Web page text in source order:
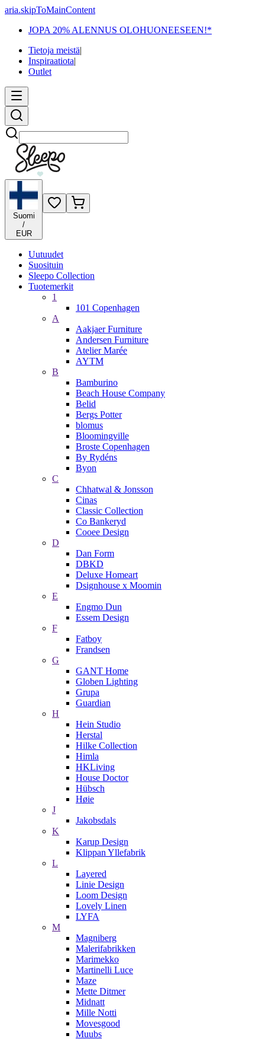
aria.skipToMainContent
JOPA 20% ALENNUS OLOHUONEESEEN!*
Tietoja meistä|
Inspiraatiota|
Outlet
Etsi
Suomi
/
EUR
Uutuudet
Suosituin
Sleepo Collection
Tuotemerkit
1
101 Copenhagen
A
Aakjaer Furniture
Andersen Furniture
Atelier Marée
AYTM
B
Bamburino
Beach House Company
Belid
Bergs Potter
blomus
Bloomingville
Broste Copenhagen
By Rydéns
Byon
C
Chhatwal & Jonsson
Cinas
Classic Collection
Co Bankeryd
Cooee Design
D
Dan Form
DBKD
Deluxe Homeart
Dsignhouse x Moomin
E
Engmo Dun
Essem Design
F
Fatboy
Frandsen
G
GANT Home
Globen Lighting
Grupa
Guardian
H
Hein Studio
Herstal
Hilke Collection
Himla
HKLiving
House Doctor
Hübsch
Høie
J
Jakobsdals
K
Karup Design
Klippan Yllefabrik
L
Layered
Linie Design
Loom Design
Lovely Linen
LYFA
M
Magniberg
Malerifabrikken
Marimekko
Martinelli Luce
Maze
Mette Ditmer
Midnatt
Mille Notti
Movesgood
Muubs